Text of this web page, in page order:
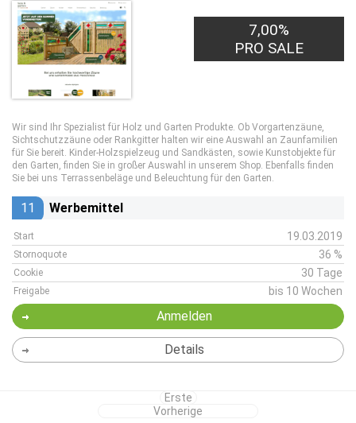
7,00%
PRO SALE
Wir sind Ihr Spezialist für Holz und Garten Produkte. Ob Vorgartenzäune,
Sichtschutzzäune oder Rankgitter halten wir eine Auswahl an Zaunfamilien
für Sie bereit. Kinder-Holzspielzeug und Sandkästen, sowie Kunstobjekte für
den Garten, finden Sie in großer Auswahl in unserem Shop. Ebenfalls finden
Sie bei uns Terrassenbeläge und Beleuchtung für den Garten.
11 Werbemittel
Start 19.03.2019
Stornoquote 36 %
Cookie 30 Tage
Freigabe bis 10 Wochen
Anmelden
Details
Erste
Vorherige